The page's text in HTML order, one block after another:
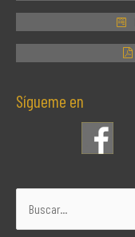
Sígueme en
Buscar
por: